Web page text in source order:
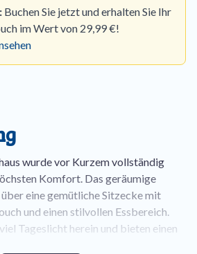
Buchen Sie jetzt und erhalten Sie Ihr
im Wert von 29,99 €!
wurde vor Kurzem vollständig
Komfort. Das geräumige
eine gemütliche Sitzecke mit
und einen stilvollen Essbereich.
Tageslicht herein und bieten einen